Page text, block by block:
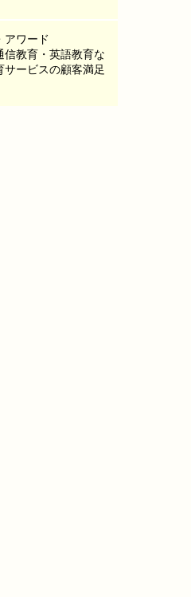
アワード
信教育・英語教育な
サービスの顧客満足